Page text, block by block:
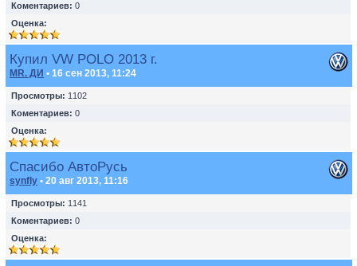
Коментариев: 0
Оценка:
Купил VW POLO 2013 г.
MR. ДИ • 16 сен 2013, 11:24
Просмотры: 1102
Коментариев: 0
Оценка:
Спасибо АвтоРусь
synfly • 20 авг 2013, 11:16
Просмотры: 1141
Коментариев: 0
Оценка: